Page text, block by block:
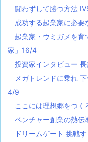
闘わずして勝つ方法
成功する起業家に必要
起業家・ウミガメを育
家」16/4
投資家インタビュー
メガトレンドに乗れ
4/9
ここには理想郷をつ
ベンチャー創業の熱伝
ドリームゲート 挑戦